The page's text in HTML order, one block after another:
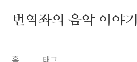
번역좌의 음악 이야기
홈 태그